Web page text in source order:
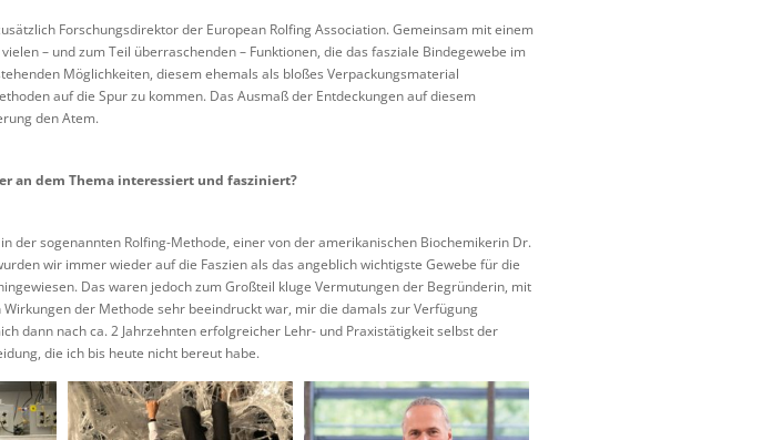
Forschungsdirektor der European Rolfing Association. Gemeinsam mit einem
– und zum Teil überraschenden – Funktionen, die das fasziale Bindegewebe im
Möglichkeiten, diesem ehemals als bloßes Verpackungsmaterial
auf die Spur zu kommen. Das Ausmaß der Entdeckungen auf diesem
den Atem.
an dem Thema interessiert und fasziniert?
der sogenannten Rolfing-Methode, einer von der amerikanischen Biochemikerin Dr.
wir immer wieder auf die Faszien als das angeblich wichtigste Gewebe für die
Das waren jedoch zum Großteil kluge Vermutungen der Begründerin, mit
der Methode sehr beeindruckt war, mir die damals zur Verfügung
dann nach ca. 2 Jahrzehnten erfolgreicher Lehr- und Praxistätigkeit selbst der
die ich bis heute nicht bereut habe.